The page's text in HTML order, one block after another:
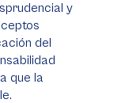
y
del
que la